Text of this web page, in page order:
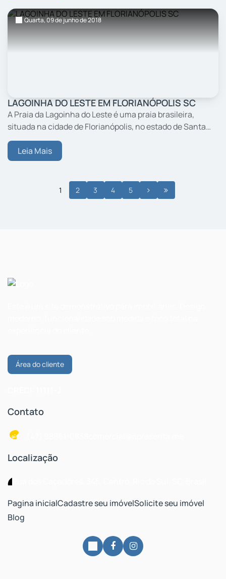
Quarta,09de junhode 2018
LAGOINHA DO LESTE EM FLORIANÓPOLIS SC
A Praia da Lagoinha do Leste é uma praia brasileira,
situada na cidade de Florianópolis, no estado de Santa
Catarina. Está localizada no sudeste da Ilha de Santa
Catarina. Recebe o mesmo nome da lagoa em formato
de...
Leia Mais
1 2 3 4 5
Área do cliente
Contato
Localização
Pagina inicialCadastre seu imóvelSolicite seu imóvel
Blog